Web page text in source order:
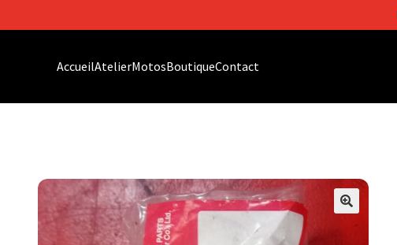
AccueilAtelierMotosBoutiqueContact